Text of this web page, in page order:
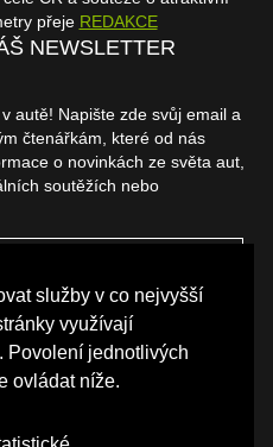
služby v co nejvyšší
využívají
Povolení jednotlivých
ovládat níže.
přeje REDAKCE
NEWSLETTER
autě! Napište zde svůj email a
čtenářkám, které od nás
o novinkách ze světa aut,
soutěžích nebo